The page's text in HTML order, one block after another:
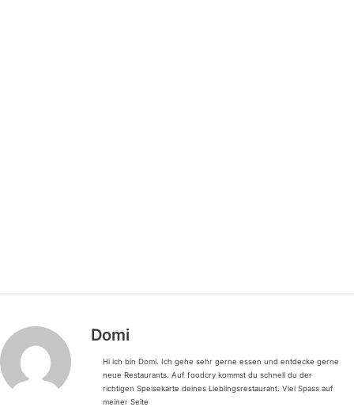
Domi
Hi ich bin Domi. Ich gehe sehr gerne essen und entdecke gerne
neue Restaurants. Auf foodcry kommst du schnell du der
richtigen Speisekarte deines Lieblingsrestaurant. Viel Spass auf
meiner Seite